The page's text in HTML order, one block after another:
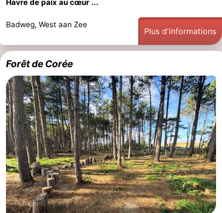
Havre de paix au cœur ...
Badweg, West aan Zee
Plus d'informations
Forêt de Corée